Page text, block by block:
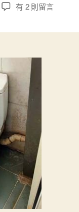
在
堵
塞
的
疏
通
方
法
–
54485818
香
港
有 2 則留言